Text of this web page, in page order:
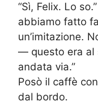
“Sì, Felix. Lo
abbiamo fatto
un’imitazione.
— questo era al
andata via.”
Posò il caffè
dal bordo.